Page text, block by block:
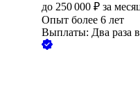
до 250 000 ₽ за
Опыт более 6 лет
Выплаты: Два раза